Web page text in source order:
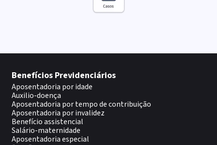
Benefícios Previdenciários
Aposentadoria por idade
Auxilio-doença
Aposentadoria por tempo de contribuição
Aposentadoria por invalidez
Benefício assistencial
Salário-maternidade
Aposentadoria especial